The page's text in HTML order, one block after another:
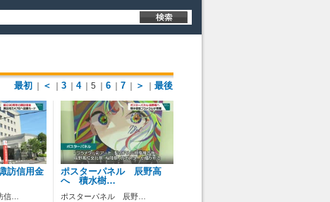
最初
＜ 3 4 ｜5 6 7 ＞ 最後
訪信用金
信…
ポスターパネル 辰野高
へ 積水樹…
ポスターパネル 辰野…